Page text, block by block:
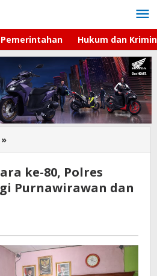
Pemerintahan Hukum dan
»
Bhayangkara
80,
Polres
Anggota
Sakit
ke-80, Polres
Purnawirawan dan